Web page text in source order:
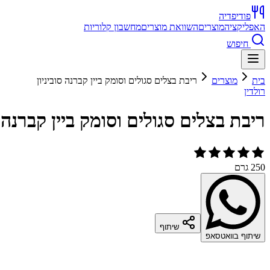
פודיפדיה
האפליקציהמוצריםהשוואת מוצריםמחשבון קלוריות
חיפוש
בית מוצרים
ריבת בצלים סגולים וסומק ביין קברנה סוביניון
רולדין
ריבת בצלים סגולים וסומק ביין קברנה
250 גרם
שיתוף בוואטסאפ
שיתוף